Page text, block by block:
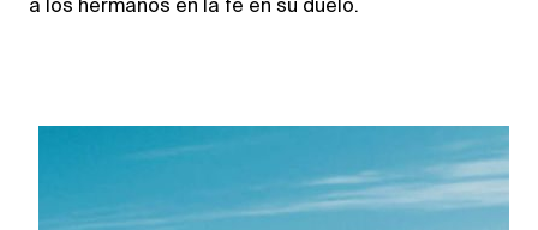
a los hermanos en la fe en su duelo.